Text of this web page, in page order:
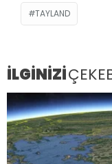
TAYLAND
İLGİNİZİ